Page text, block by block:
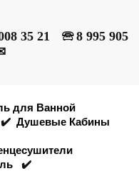
35 21 🕾 8 995 905
для Ванной
✔️ Душевые Кабины
✔️